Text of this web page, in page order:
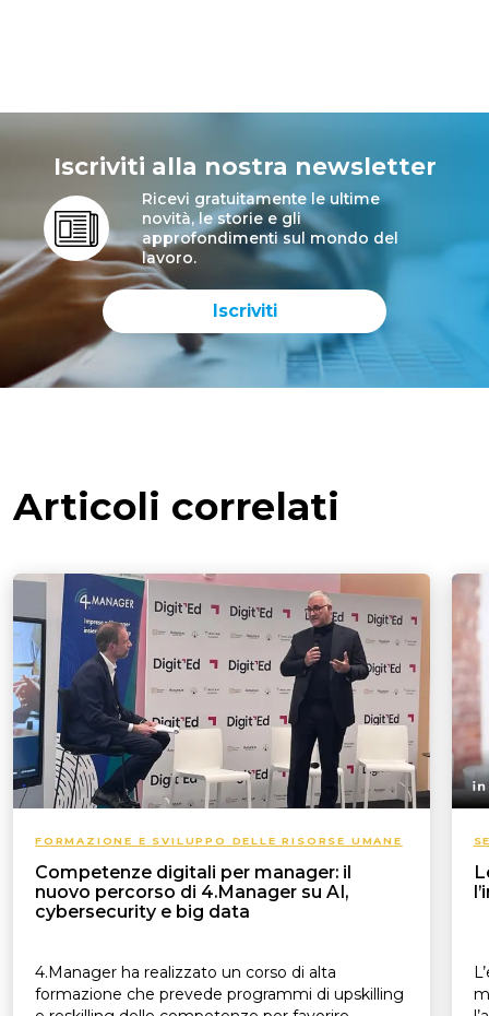
Iscriviti alla nostra newsletter
Ricevi gratuitamente le ultime
novità, le storie e gli
approfondimenti sul mondo del
lavoro.
Iscriviti
Articoli correlati
FORMAZIONE E SVILUPPO DELLE RISORSE UMANE
Competenze digitali per manager: il
nuovo percorso di 4.Manager su AI,
cybersecurity e big data
4.Manager ha realizzato un corso di alta
formazione che prevede programmi di upskilling